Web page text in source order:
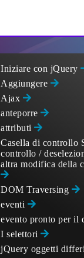
Iniziare con jQuery
Aggiungere
Ajax
anteporre
attributi
Casella di controllo
controllo /
altra modifica della
DOM Traversing
eventi
evento pronto per il
I selettori
jQuery oggetti